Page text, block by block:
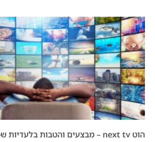
הוט next tv – מבצעים והטבות בלעדיות שכדאי להכיר